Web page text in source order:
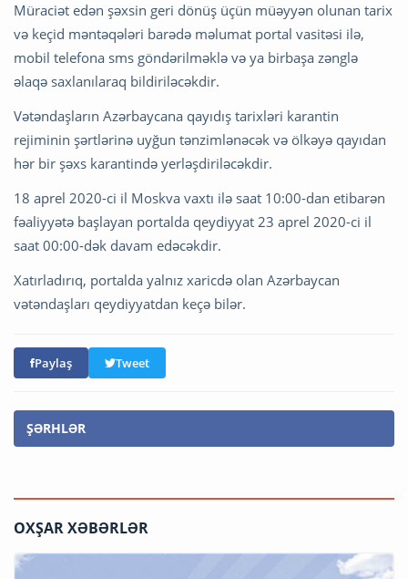
Müraciət edən şəxsin geri dönüş üçün müəyyən olunan tarix
və keçid məntəqələri barədə məlumat portal vasitəsi ilə,
mobil telefona sms göndərilməklə və ya birbaşa zənglə
əlaqə saxlanılaraq bildiriləcəkdir.
Vətəndaşların Azərbaycana qayıdış tarixləri karantin
rejiminin şərtlərinə uyğun tənzimlənəcək və ölkəyə qayıdan
hər bir şəxs karantində yerləşdiriləcəkdir.
18 aprel 2020-ci il Moskva vaxtı ilə saat 10:00-dan etibarən
fəaliyyətə başlayan portalda qeydiyyat 23 aprel 2020-ci il
saat 00:00-dək davam edəcəkdir.
Xatırladırıq, portalda yalnız xaricdə olan Azərbaycan
vətəndaşları qeydiyyatdan keçə bilər.
Paylaş Tweet
ŞƏRHLƏR
OXŞAR XƏBƏRLƏR